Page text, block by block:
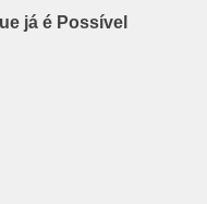
já é Possível